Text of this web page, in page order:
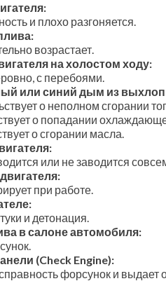
и плохо разгоняется.
возрастает.
на холостом ходу:
с перебоями.
или синий дым из
о неполном сгорании
о попадании
о сгорании масла.
или не заводится
при работе.
и детонация.
в салоне автомобиля:
(Check Engine):
форсунок и выдает